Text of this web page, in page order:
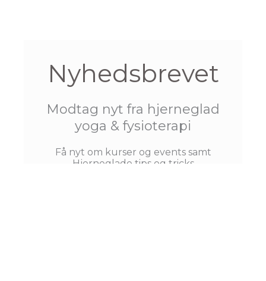
Nyhedsbrevet
Modtag nyt fra hjerneglad
yoga & fysioterapi
Få nyt om kurser og events samt
Hjerneglade tips og tricks